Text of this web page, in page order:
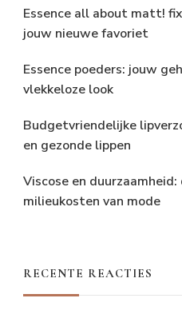
Essence all about matt!
jouw nieuwe favoriet
Essence poeders: jouw
vlekkeloze look
Budgetvriendelijke
en gezonde lippen
Viscose en duurzaamheid:
milieukosten van mode
RECENTE REACTIES